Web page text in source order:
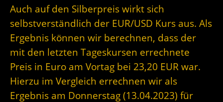
Auch auf den Silberpreis wirkt sich
selbstverständlich der EUR/USD Kurs aus. Als
Ergebnis können wir berechnen, dass der
mit den letzten Tageskursen errechnete
Preis in Euro am Vortag bei 23,20 EUR war.
Hierzu im Vergleich errechnen wir als
Ergebnis am Donnerstag (13.04.2023) für